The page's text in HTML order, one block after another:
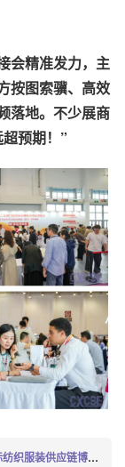
会精准发力，主
按图索骥、高效
落地。不少展商
预期！”
会 · 组团招募正式启动